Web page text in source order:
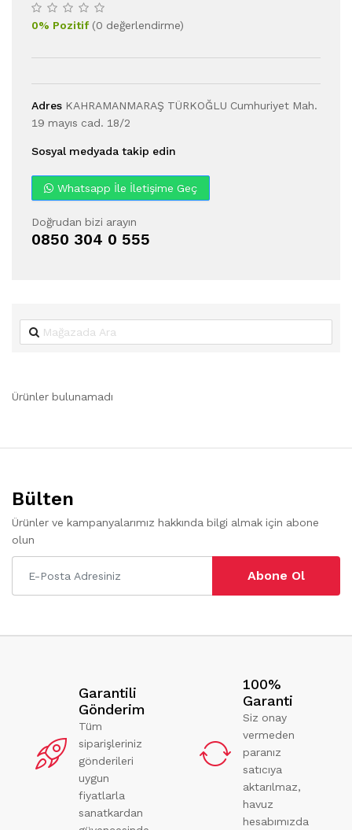
0% Pozitif(0 değerlendirme)
Adres KAHRAMANMARAŞ TÜRKOĞLU Cumhuriyet Mah.
19 mayıs cad. 18/2
Sosyal medyada takip edin
Whatsapp İle İletişime Geç
Doğrudan bizi arayın
0850 304 0 555
Ürünler bulunamadı
Bülten
Ürünler ve kampanyalarımız hakkında bilgi almak için abone
olun
Abone Ol
Garantili
Gönderim
Tüm
siparişleriniz
gönderileri
uygun
fiyatlarla
sanatkardan
100%
Garanti
Siz onay
vermeden
paranız
satıcıya
aktarılmaz,
havuz
hesabımızda